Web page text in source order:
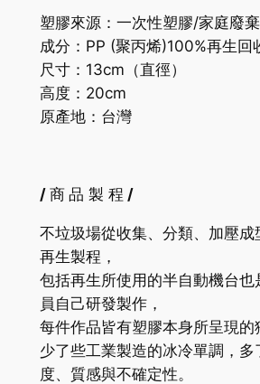
塑膠來源：一次性塑膠/家庭廢
成分： PP (聚丙烯)100%再生回
尺寸：13cm（直徑）
高度：20cm
原產地：台灣
/ 商 品 製 程 /
不垃圾場從收集、分類、加壓成
再生製程，
包括再生所使用的半自動機台也
員自己研發製作，
每件作品皆有塑膠本身所呈現的
少了些工業製造的冰冷單調，多
度、質感與不確定性。